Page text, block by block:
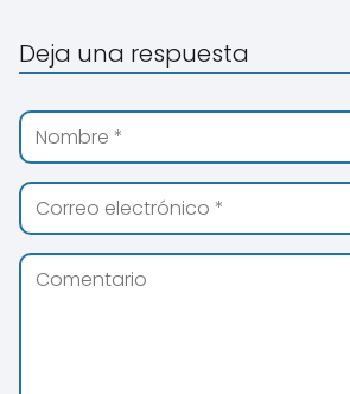
Deja una respuesta